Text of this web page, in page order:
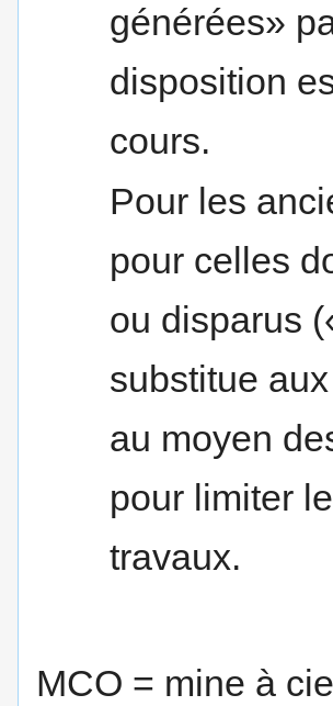
générées»
disposition
cours.
Pour les
pour celles
ou disparus
substitue
au moyen
pour limiter
travaux.
MCO = mine à